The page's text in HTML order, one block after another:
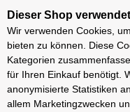
Bekleidung
Dieser Shop
Wir verwenden Cookies,
bieten zu können. Diese
Kategorien
für Ihren Einkauf benötigt.
anonymisierte Statistiken
allem Marketingzwecken